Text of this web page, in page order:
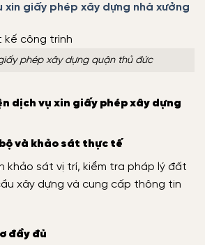
xin giấy phép xây dựng nhà xưởng
phép xây dựng quận thủ đức
dịch vụ xin giấy phép xây dựng
bộ và khảo sát thực tế
khảo sát vị trí, kiểm tra pháp lý đất
xây dựng và cung cấp thông tin
đầy đủ